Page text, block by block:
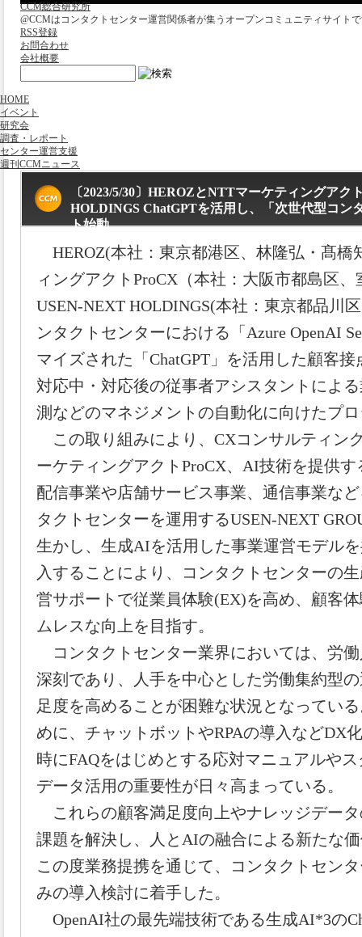
CCM総合研究所
@CCMはコンタクトセンター運営関係者が集うオープンコミュニティサイト
RSS登録
お問合わせ
会社概要
HOME
イベント
研究会
調査・レポート
センター運営支援
週刊CCMニュース
〔2023/5/30〕HEROZとNTTマーケティングア
HOLDINGS ChatGPTを活用し、「次世代型コン
ト始動
HEROZ(本社：東京都港区、林隆弘・髙橋
ィングアクトProCX（本社：大阪市都島区
USEN-NEXT HOLDINGS(本社：東京都品川
ンタクトセンターにおける「Azure OpenAI
マイズされた「ChatGPT」を活用した顧客
対応中・対応後の従事者アシスタントによ
測などのマネジメントの自動化に向けたプ
この取り組みにより、CXコンサルティン
ーケティングアクトProCX、AI技術を提供す
配信事業や店舗サービス事業、通信事業な
タクトセンターを運用するUSEN-NEXT
生かし、生成AIを活用した事業運営モデル
入することにより、コンタクトセンターの
営サポートで従業員体験(EX)を高め、顧客
ムレスな向上を目指す。
コンタクトセンター業界においては、労
深刻であり、人手を中心とした労働集約型
足度を高めることが困難な状況となってい
めに、チャットボットやRPAの導入などDX
時にFAQをはじめとする応対マニュアルや
データ活用の重要性が日々高まっている。
これらの顧客満足度向上やナレッジデー
課題を解決し、人とAIの融合による新たな
この度業務提携を通じて、コンタクトセン
みの導入検討に着手した。
OpenAI社の最先端技術である生成AI*3の